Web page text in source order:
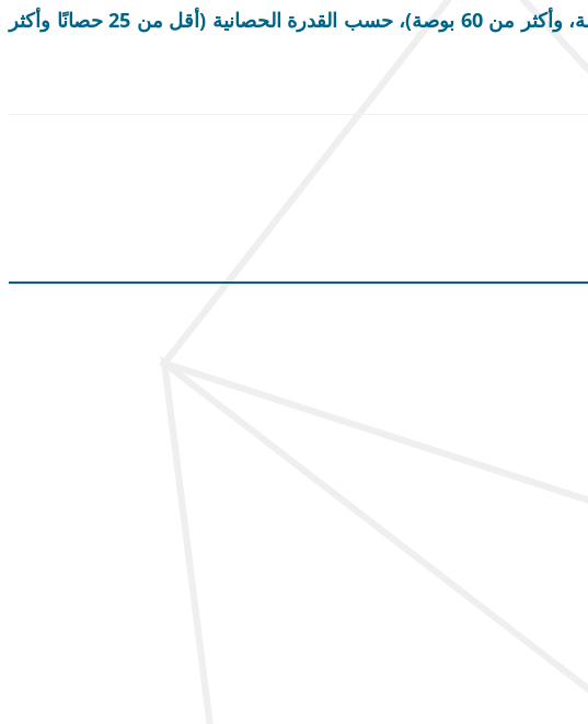
حجم سوق الجزازات الصفرية، والمشاركة وتحليل الصناعة، حسب نوع المنتج (أقل من 50 بوصة، و50-60 بوصة، وأكثر من 60 بوصة)، حسب القدرة الحصانية (أقل من 25 حصانًا وأكثر